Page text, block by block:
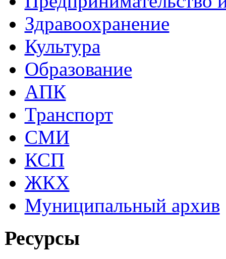
Здравоохранение
Культура
Образование
АПК
Транспорт
СМИ
КСП
ЖКХ
Муниципальный архив
Ресурсы